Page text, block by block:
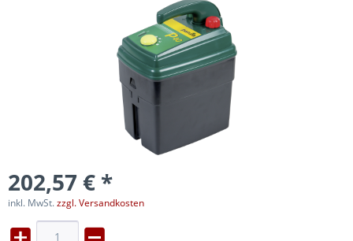
202,57 € *
inkl. MwSt.zzgl. Versandkosten